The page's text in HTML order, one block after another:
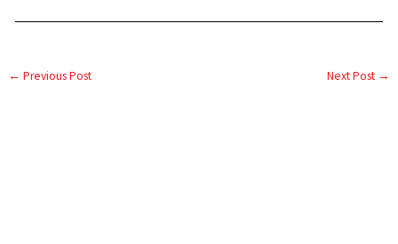
← Previous Post Next Post →